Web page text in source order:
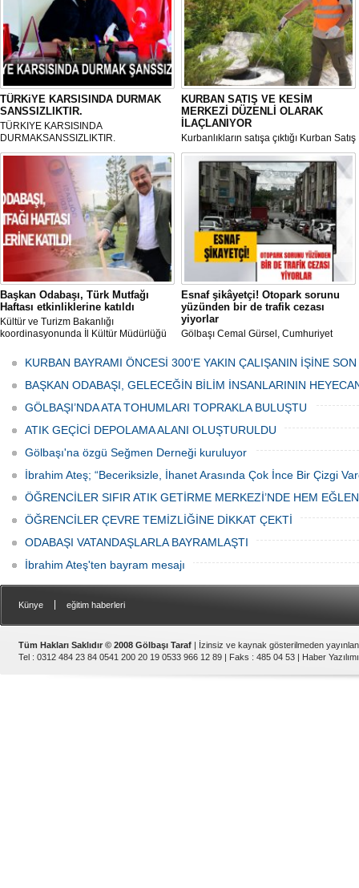
TÜRKiYE KARSISINDA DURMAK
SANSSIZLIKTIR.
TÜRKIYE KARSISINDA
DURMAKSANSSIZLIKTIR.
KURBAN SATIŞ VE KESİM
MERKEZİ DÜZENLİ OLARAK
İLAÇLANIYOR
Kurbanlıkların satışa çıktığı Kurban Satış
ve Kesim Merkezi, haşere ve
mikropların önüne geçilmesi amacıyla
her gün Gölbaşı Belediyesi ekipleri
tarafından düzenli olarak ilaçlanıyor.
Başkan Odabaşı, Türk Mutfağı
Haftası etkinliklerine katıldı
Kültür ve Turizm Bakanlığı
koordinasyonunda İl Kültür Müdürlüğü
Haftası" etkinlikleri Ankara'da devam
ediyor.
Esnaf şikâyetçi! Otopark sorunu
yüzünden bir de trafik cezası
yiyorlar
Gölbaşı Cemal Gürsel, Cumhuriyet
bulunan esnaf ve alışverişe gelen
vatandaşlar park cezaları yüzünden
canından bezdi.
KURBAN BAYRAMI ÖNCESİ 300'E YAKIN ÇALIŞANIN İŞİNE
BAŞKAN ODABAŞI, GELECEĞİN BİLİM İNSANLARININ
GÖLBAŞI’NDA ATA TOHUMLARI TOPRAKLA BULUŞTU
ATIK GEÇİCİ DEPOLAMA ALANI OLUŞTURULDU
Gölbaşı'na özgü Seğmen Derneği kuruluyor
İbrahim Ateş; “Beceriksizle, İhanet Arasında Çok İnce Bir Çizgi
ÖĞRENCİLER SIFIR ATIK GETİRME MERKEZİ’NDE HEM
ÖĞRENCİLER ÇEVRE TEMİZLİĞİNE DİKKAT ÇEKTİ
ODABAŞI VATANDAŞLARLA BAYRAMLAŞTI
İbrahim Ateş'ten bayram mesajı
Künye eğitim haberleri
Tüm Hakları Saklıdır © 2008 Gölbaşı Taraf | İzinsiz ve kaynak gösterilmeden
Tel : 0312 484 23 84 0541 200 20 19 0533 966 12 89 | Faks : 485 04 53 | Haber Yazılımı